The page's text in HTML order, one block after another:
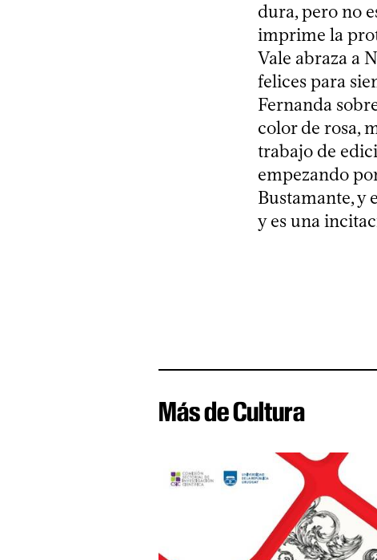
dura, pero no
imprime la
Vale abraza a
felices para
Fernanda
color de rosa,
trabajo de
empezando
Bustamante, y
y es una
Más de Cultura